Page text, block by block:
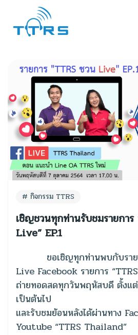
กิจกรรม TTRS
เชิญชวนทุกท่านรับชมรายการ
Live” EP.1
ขอเชิญทุกท่านพบกับรายก
Live Facebook รายการ
ถ่ายทอดสดทุกวันพฤหัสบดี ตั้งแต่
เป็นต้นไป
และรับชมย้อนหลังได้ผ่านทาง
Youtube “TTRS Thailand”